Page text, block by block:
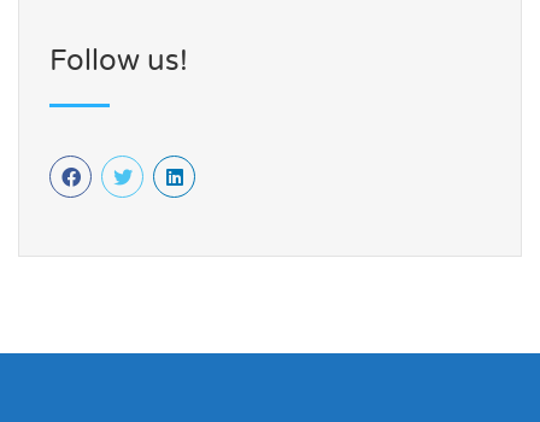
Follow us!